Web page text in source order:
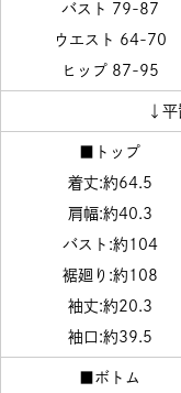
バスト 79-87
ウエスト 64-70
ヒップ 87-95
↓平
■トップ
着丈:約64.5
肩幅:約40.3
バスト:約104
裾廻り:約108
袖丈:約20.3
袖口:約39.5
■ボトム